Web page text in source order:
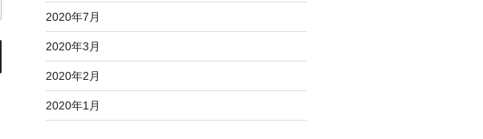
2020年7月
2020年3月
2020年2月
2020年1月